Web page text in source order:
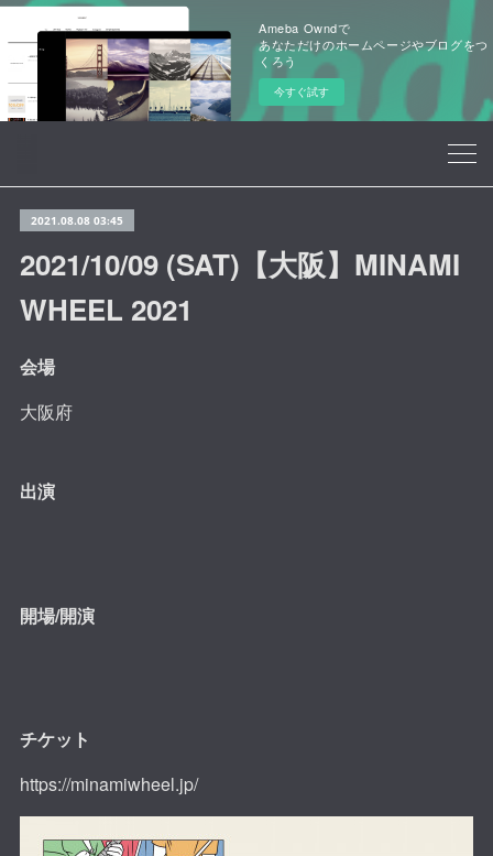
Ameba Owndで
あなただけのホームページやブログをつ
くろう
今すぐ試す
2021.08.08 03:45
2021/10/09 (SAT)【大阪】MINAMI
WHEEL 2021
会場
大阪府
出演
開場/開演
チケット
https://minamiwheel.jp/